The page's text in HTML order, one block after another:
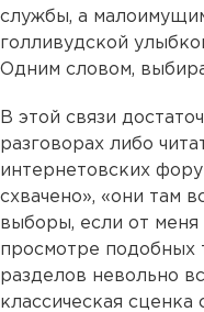
службы, а
голливудской
Одним словом,
В этой связи
разговорах либо
интернетовских
схвачено», «они там
выборы, если от меня
просмотре подобных
разделов невольно
классическая сценка